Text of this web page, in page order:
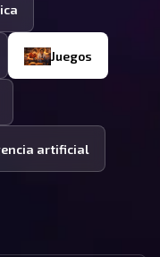
Juegos
artificial